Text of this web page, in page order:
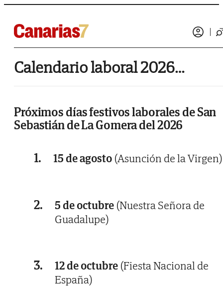
Calendario laboral 2026 de San Sebastián de La Gomera
Próximos días festivos laborales de San
Sebastián de La Gomera del 2026
1. 15 de agosto (Asunción de la Virgen)
2. 5 de octubre (Nuestra Señora de
Guadalupe)
3. 12 de octubre (Fiesta Nacional de
España)